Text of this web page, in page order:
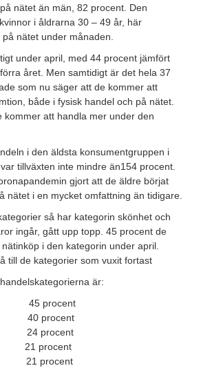
nätet än män, 82 procent. Den
i åldrarna 30 – 49 år, här
nätet under månaden.
under april, med 44 procent jämfört
året. Men samtidigt är det hela 37
som nu säger att de kommer att
både i fysisk handel och på nätet.
kommer att handla mer under den
i den äldsta konsumentgruppen i
tillväxten inte mindre än154 procent.
gjort att de äldre börjat
nätet i en mycket omfattning än tidigare.
så har kategorin skönhet och
ingår, gått upp topp. 45 procent de
i den kategorin under april.
till de kategorier som vuxit fortast
är:
45 procent
40 procent
24 procent
21 procent
procent